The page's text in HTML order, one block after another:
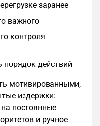
заранее
важного
контроля
порядок действий
мотивированными,
издержки:
постоянные
и ручное